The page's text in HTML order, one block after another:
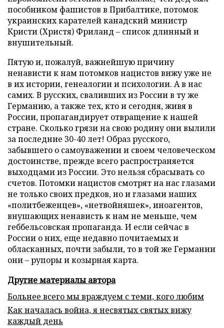
пособником фашистов в Прибалтике, потомок
украинских карателей канадский министр
Кристи (Христя) Фриланд – список длинный и
внушительный.
Пятую и, пожалуй, важнейшую причину
ненависти к нам потомков нацистов вижу уже не
в их истории, генеалогии и психологии. А в нас
самих. В русских, сваливших из России в ту же
Германию, а также тех, кто и сегодня, живя в
России, пропагандирует отвращение к нашей
стране. Сколько грязи на свою родину они вылили
за последние 30-40 лет! Образ русского,
забывшего о самоуважении и своем человеческом
достоинстве, прежде всего распространяется
выходцами из России. Это нельзя сбрасывать со
счетов. Потомки нацистов смотрят на нас глазами
не только своих предков, но и глазами наших
«политбеженцев», «нетвойняшек», иноагентов,
внушающих ненависть к нам не меньше, чем
геббельсовская пропаганда. И если сейчас в
России о них, еще недавно почитаемых и
обласканных, почти забыли, то в той же Германии
они – рупоры и козырная карта.
Другие материалы автора
Больнее всего мы враждуем с теми, кого любим
Как началась война, я несвятых святых вижу
каждый день